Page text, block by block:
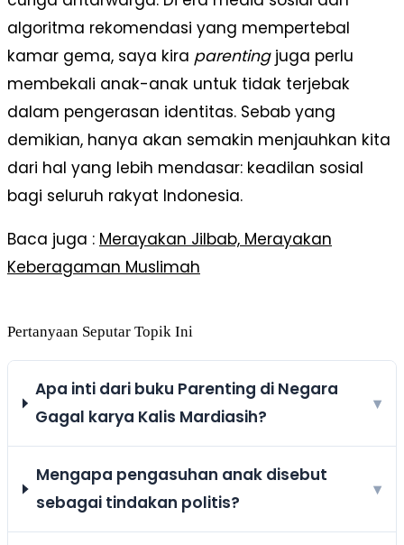
algoritma rekomendasi yang mempertebal
kamar gema, saya kira parenting juga perlu
membekali anak-anak untuk tidak terjebak
dalam pengerasan identitas. Sebab yang
demikian, hanya akan semakin menjauhkan kita
dari hal yang lebih mendasar: keadilan sosial
bagi seluruh rakyat Indonesia.
Baca juga : Merayakan Jilbab, Merayakan
Keberagaman Muslimah
Pertanyaan Seputar Topik Ini
Apa inti dari buku Parenting di Negara
Gagal karya Kalis Mardiasih?
▾
Mengapa pengasuhan anak disebut
sebagai tindakan politis?
▾